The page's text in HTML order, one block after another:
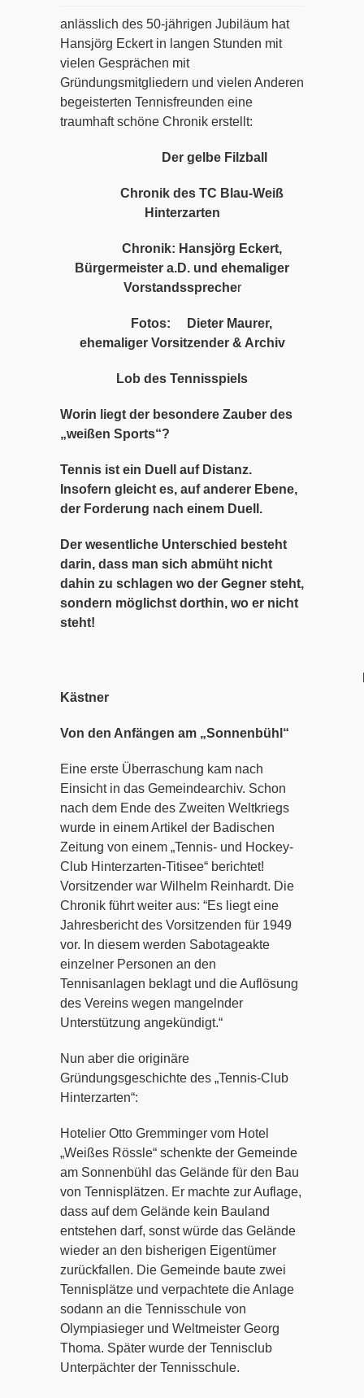
anlässlich des 50-jährigen Jubiläum hat
Hansjörg Eckert in langen Stunden mit
vielen Gesprächen mit
Gründungsmitgliedern und vielen Anderen
begeisterten Tennisfreunden eine
traumhaft schöne Chronik erstellt:
Der gelbe Filzball
Chronik des TC Blau-Weiß
Hinterzarten
Chronik: Hansjörg Eckert,
Bürgermeister a.D. und ehemaliger
Vorstandssprecher
Fotos: Dieter Maurer,
ehemaliger Vorsitzender & Archiv
Lob des Tennisspiels
Worin liegt der besondere Zauber des
„weißen Sports“?
Tennis ist ein Duell auf Distanz.
Insofern gleicht es, auf anderer Ebene,
der Forderung nach einem Duell.
Der wesentliche Unterschied besteht
darin, dass man sich abmüht nicht
dahin zu schlagen wo der Gegner steht,
sondern möglichst dorthin, wo er nicht
steht!
Kästner
Von den Anfängen am „Sonnenbühl“
Eine erste Überraschung kam nach
Einsicht in das Gemeindearchiv. Schon
nach dem Ende des Zweiten Weltkriegs
wurde in einem Artikel der Badischen
Zeitung von einem „Tennis- und Hockey-
Club Hinterzarten-Titisee“ berichtet!
Vorsitzender war Wilhelm Reinhardt. Die
Chronik führt weiter aus: “Es liegt eine
Jahresbericht des Vorsitzenden für 1949
vor. In diesem werden Sabotageakte
einzelner Personen an den
Tennisanlagen beklagt und die Auflösung
des Vereins wegen mangelnder
Unterstützung angekündigt.“
Nun aber die originäre
Gründungsgeschichte des „Tennis-Club
Hinterzarten“:
Hotelier Otto Gremminger vom Hotel
„Weißes Rössle“ schenkte der Gemeinde
am Sonnenbühl das Gelände für den Bau
von Tennisplätzen. Er machte zur Auflage,
dass auf dem Gelände kein Bauland
entstehen darf, sonst würde das Gelände
wieder an den bisherigen Eigentümer
zurückfallen. Die Gemeinde baute zwei
Tennisplätze und verpachtete die Anlage
sodann an die Tennisschule von
Olympiasieger und Weltmeister Georg
Thoma. Später wurde der Tennisclub
Unterpächter der Tennisschule.